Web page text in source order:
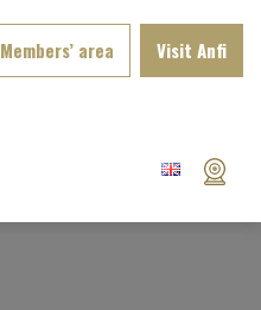
Members’ area Visit Anfi